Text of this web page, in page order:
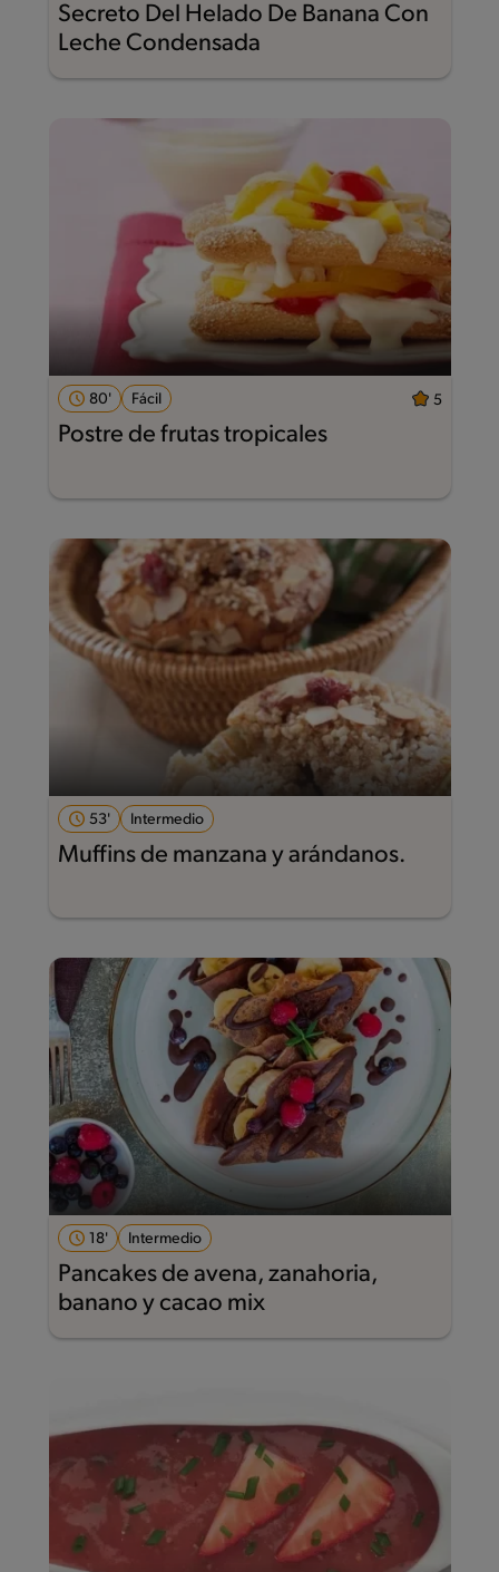
Secreto Del Helado De Banana Con
Leche Condensada
80' Fácil 5
Postre de frutas tropicales
53' Intermedio
Muffins de manzana y arándanos.
18' Intermedio
Pancakes de avena, zanahoria,
banano y cacao mix